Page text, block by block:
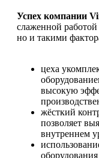
Успех компании
слаженной
но и такими
цеха
высокую
жёсткий
позволяет
внутреннем